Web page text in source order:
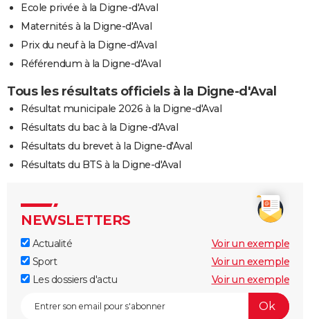
Ecole privée à la Digne-d'Aval
Maternités à la Digne-d'Aval
Prix du neuf à la Digne-d'Aval
Référendum à la Digne-d'Aval
Tous les résultats officiels à la Digne-d'Aval
Résultat municipale 2026 à la Digne-d'Aval
Résultats du bac à la Digne-d'Aval
Résultats du brevet à la Digne-d'Aval
Résultats du BTS à la Digne-d'Aval
NEWSLETTERS
Actualité
Voir un exemple
Sport
Voir un exemple
Les dossiers d'actu
Voir un exemple